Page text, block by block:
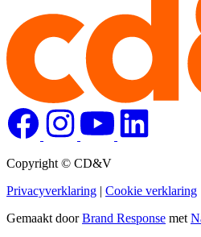
Copyright © CD&V
Privacyverklaring | Cookie verklaring
Gemaakt doorBrand Response met